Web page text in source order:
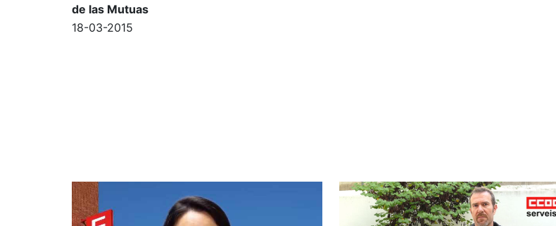
de las Mutuas
18-03-2015